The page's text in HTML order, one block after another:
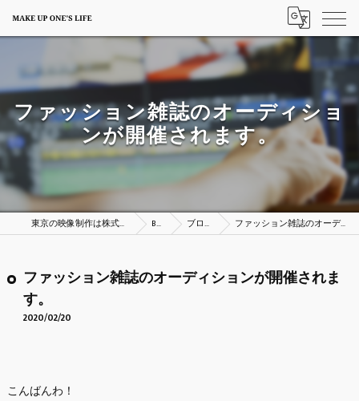
ファッション雑誌のオーディショ
ンが開催されます。
東京の映像制作は株式会社MAKE UP ONE’S LIFE BLOG ブログ一覧 ファッション雑誌のオーディションが開催されます。
ファッション雑誌のオーディションが開催されま
す。
2020/02/20
こんばんわ！